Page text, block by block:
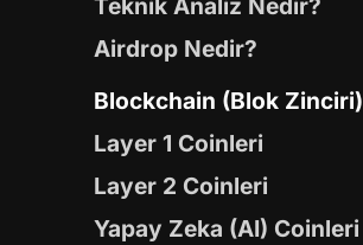
Teknik Analiz Nedir?
Airdrop Nedir?
Blockchain (Blok Zinciri)
Layer 1 Coinleri
Layer 2 Coinleri
Yapay Zeka (AI) Coinleri